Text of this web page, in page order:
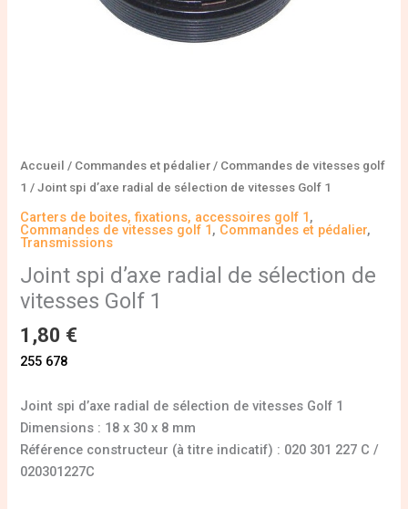
Accueil / Commandes et pédalier / Commandes de vitesses golf
1 / Joint spi d’axe radial de sélection de vitesses Golf 1
Carters de boites, fixations, accessoires golf 1,
Commandes de vitesses golf 1, Commandes et pédalier,
Transmissions
Joint spi d’axe radial de sélection de
vitesses Golf 1
1,80 €
255 678
Joint spi d’axe radial de sélection de vitesses Golf 1
Dimensions : 18 x 30 x 8 mm
Référence constructeur (à titre indicatif) : 020 301 227 C /
020301227C